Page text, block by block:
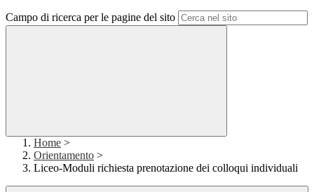
Campo di ricerca per le pagine del sito
Home >
Orientamento >
Liceo-Moduli richiesta prenotazione dei colloqui individuali